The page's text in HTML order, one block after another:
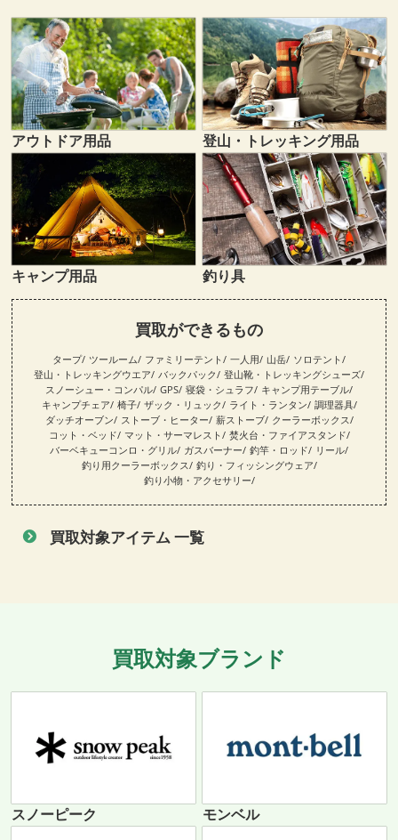
アウトドア用品 登山・トレッキング用品
キャンプ用品 釣り具
買取ができるもの
タープ ツールーム ファミリーテント 一人用 山岳 ソロテント
登山・トレッキングウエア
バックパック
登山靴・トレッキングシューズ
スノーシュー・コンパル GPS 寝袋・シュラフ
キャンプ用テーブル
キャンプチェア 椅子 ザック・リュック ライト・ランタン 調理器具
ダッチオーブン
ストーブ・ヒーター 薪ストーブ
クーラーボックス
コット・ベッド
マット・サーマレスト
焚火台・ファイアスタンド
バーベキューコンロ・グリル ガスバーナー 釣竿・ロッド
リール
釣り用クーラーボックス
釣り・フィッシングウェア
釣り小物・アクセサリー
買取対象アイテム 一覧
買取対象ブランド
スノーピーク モンベル